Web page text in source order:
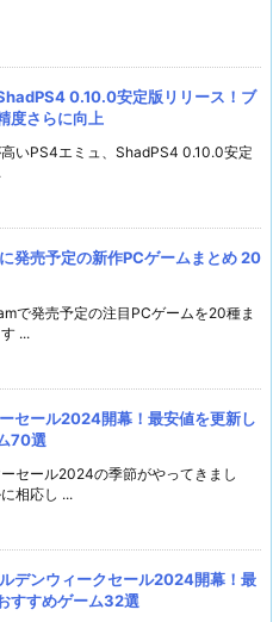
0.10.0安定版リリース！ブ
度さらに向上
いPS4エミュ、ShadPS4 0.10.0安定
発売予定の新作PCゲームまとめ 20
で発売予定の注目PCゲームを20種ま
...
セール2024開幕！最安値を更新し
70選
セール2024の季節がやってきまし
相応し ...
デンウィークセール2024開幕！最
すすめゲーム32選